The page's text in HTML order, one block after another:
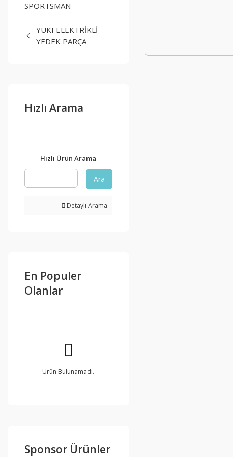
SPORTSMAN
YUKI ELEKTRİKLİ
YEDEK PARÇA
Hızlı Arama
Hızlı Ürün Arama
Ara
Detaylı Arama
En Populer
Olanlar
Ürün Bulunamadı.
Sponsor Ürünler